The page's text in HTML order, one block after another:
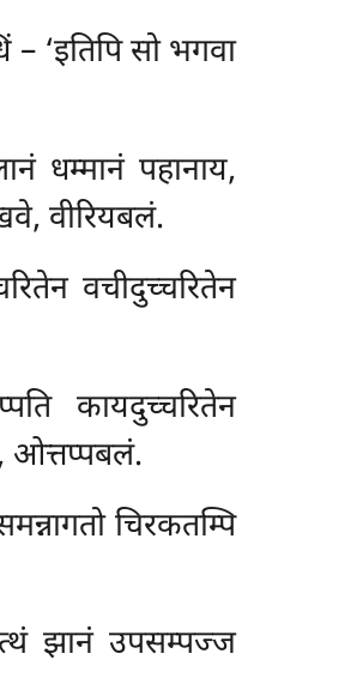
‘इतिपि सो भगवा
धम्मानं पहानाय,
वीरियबलं.
वचीदुच्चरितेन
कायदुच्चरितेन
ओत्तप्पबलं.
चिरकतम्पि
झानं उपसम्पज्ज